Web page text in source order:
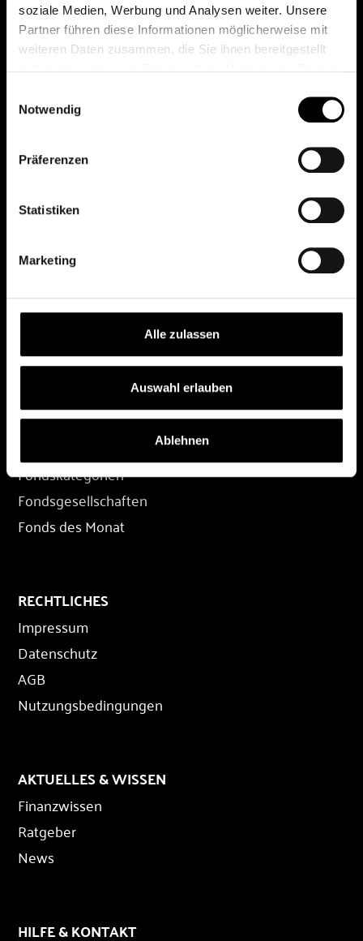
soziale Medien, Werbung und Analysen weiter. Unsere
Partner führen diese Informationen möglicherweise mit
weiteren Daten zusammen, die Sie ihnen bereitgestellt
Notwendig
Präferenzen
Statistiken
Marketing
Alle zulassen
Auswahl erlauben
Ablehnen
Das erste Depot in Österreich mit 0€ Kontoführung,
0€ Ausgabeaufschlag und 0€ Depotgebühren bei
knapp 2000 Fonds und 0€ Orderspesen.
All rights reserved.
Depot eröffnen
Depot übertragen
Konditionen
FONDS
Fondskategorien
Fondsgesellschaften
Fonds des Monat
RECHTLICHES
Impressum
Datenschutz
AGB
Nutzungsbedingungen
AKTUELLES & WISSEN
Finanzwissen
Ratgeber
News
HILFE & KONTAKT